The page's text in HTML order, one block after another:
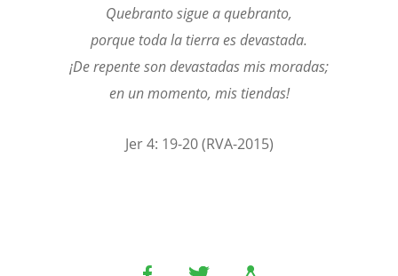
Quebranto sigue a quebranto,
porque toda la tierra es devastada.
¡De repente son devastadas mis moradas;
en un momento, mis tiendas!
Jer 4: 19-20 (RVA-2015)